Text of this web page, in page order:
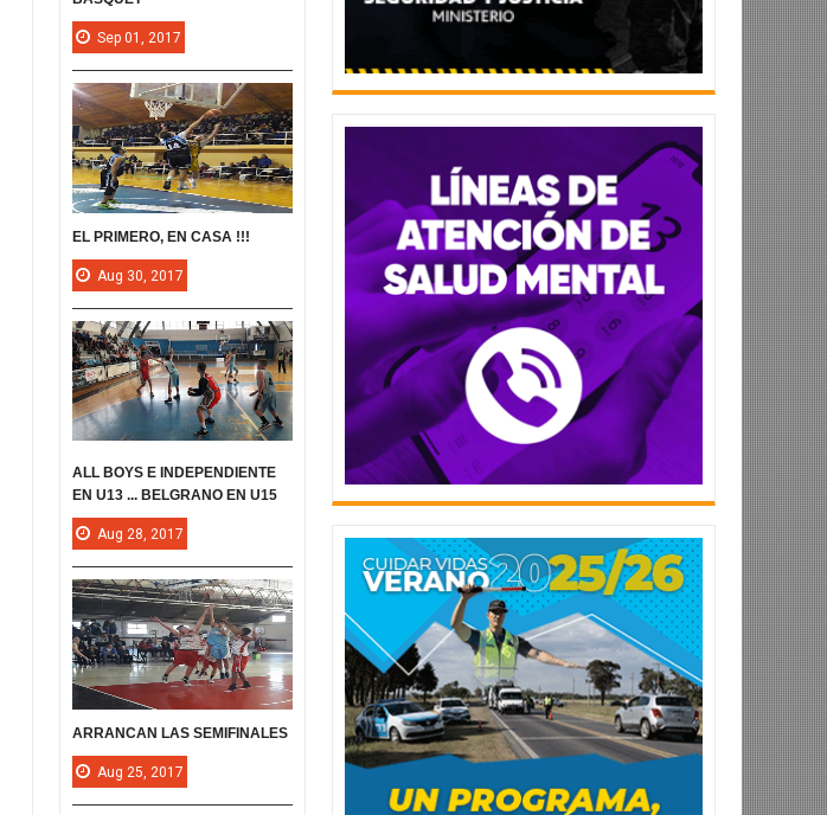
Sep 01, 2017
EL PRIMERO, EN CASA !!!
Aug 30, 2017
ALL BOYS E INDEPENDIENTE
EN U13 ... BELGRANO EN U15
Aug 28, 2017
ARRANCAN LAS SEMIFINALES
Aug 25, 2017